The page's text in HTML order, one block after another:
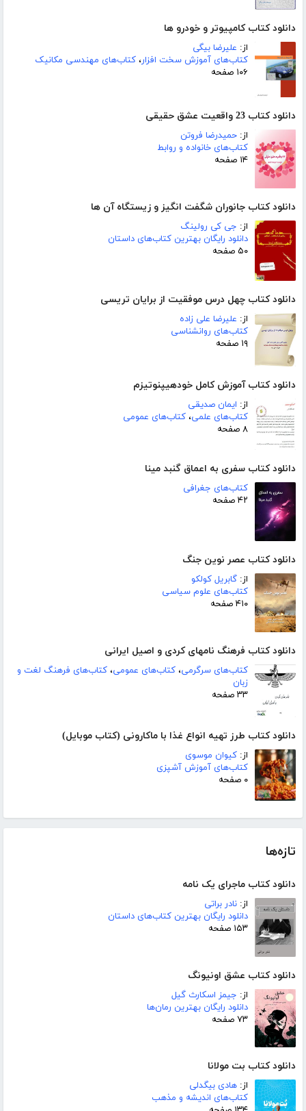
دانلود کتاب کامپیوتر و خودرو ها
از: علیرضا بیگی
کتاب‌های آموزش سخت افزار، کتاب‌های مهندسی مکانیک
۱۰۶ صفحه
دانلود کتاب 23 واقعیت عشق حقیقی
از: حمیدرضا فروتن
کتاب‌های خانواده و روابط
۱۴ صفحه
دانلود کتاب جانوران شگفت انگیز و زیستگاه آن ها
از: جی کی رولینگ
دانلود رایگان بهترین کتاب‌های داستان
۵۰ صفحه
دانلود کتاب چهل درس موفقیت از برایان تریسی
از: علیرضا علی زاده
کتاب‌های روانشناسی
۱۹ صفحه
دانلود کتاب آموزش کامل خودهیپنوتیزم
از: ایمان صدیقی
کتاب‌های علمی، کتاب‌های عمومی
۸ صفحه
دانلود کتاب سفری به اعماق گنبد مینا
کتاب‌های جغرافی
۴۲ صفحه
دانلود کتاب عصر نوین جنگ
از: گابریل کولکو
کتاب‌های علوم سیاسی
۴۱۰ صفحه
دانلود کتاب فرهنگ نامهای کردی و اصیل ایرانی
کتاب‌های سرگرمی، کتاب‌های عمومی، کتاب‌های فرهنگ لغت و
زبان
۳۳ صفحه
دانلود کتاب طرز تهیه انواع غذا با ماکارونی (کتاب موبایل)
از: کیوان موسوی
کتاب‌های آموزش آشپزی
۰ صفحه
تازه‌ها
دانلود کتاب ماجرای یک نامه
از: نادر براتی
دانلود رایگان بهترین کتاب‌های داستان
۱۵۳ صفحه
دانلود کتاب عشق اونیونگ
از: جیمز اسکارث گیل
دانلود رایگان بهترین رمان‌ها
۷۳ صفحه
دانلود کتاب بت مولانا
از: هادی بیگدلی
کتاب‌های اندیشه و مذهب